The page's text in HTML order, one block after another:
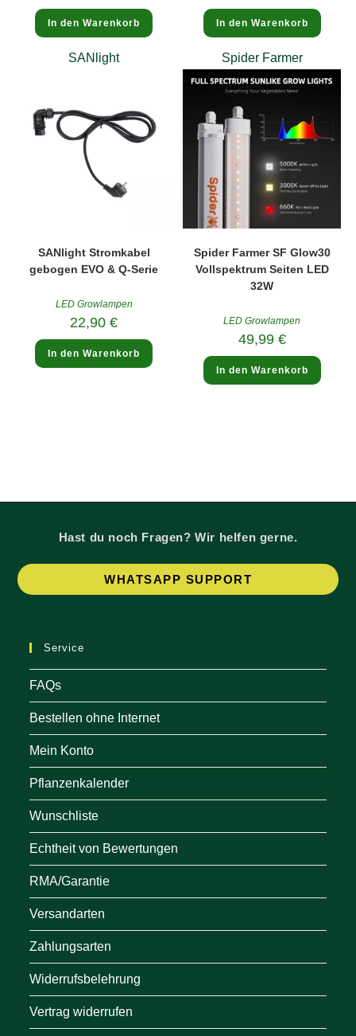
In den Warenkorb In den Warenkorb
SANlight
SANlight Stromkabel
gebogen EVO & Q-Serie
LED Growlampen
22,90€
In den Warenkorb
Spider Farmer
Spider Farmer SF Glow30
Vollspektrum Seiten LED
32W
LED Growlampen
49,99 €
In den Warenkorb
Hast du noch Fragen? Wir helfen gerne.
WHATSAPP SUPPORT
Service
FAQs
Bestellen ohne Internet
Mein Konto
Pflanzenkalender
Wunschliste
Echtheit von Bewertungen
RMA/Garantie
Versandarten
Zahlungsarten
Widerrufsbelehrung
Vertrag widerrufen